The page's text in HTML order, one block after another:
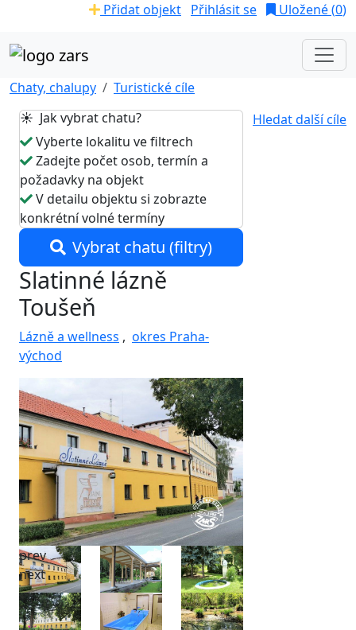
Přidat objekt Přihlásit se Uložené (0)
Chaty, chalupy
Turistické cíle
Hledat další cíle
☀️ Jak vybrat chatu?
Vyberte lokalitu ve filtrech
Zadejte počet osob, termín a
požadavky na objekt
V detailu objektu si zobrazte
konkrétní volné termíny
Vybrat chatu (filtry)
Slatinné lázně
Toušeň
Lázně a wellness , okres Praha-
východ
prev
next